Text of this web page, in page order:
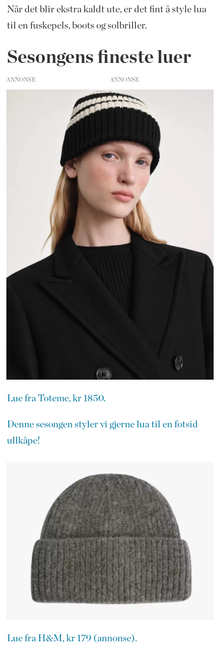
Når det blir ekstra kaldt ute, er det fint å style lua
til en fuskepels, boots og solbriller.
Sesongens fineste luer
ANNONSE
Lue fra Toteme, kr 1850.
Denne sesongen styler vi gjerne lua til en fotsid
ullkåpe!
Lue fra H&M, kr 179 (annonse).